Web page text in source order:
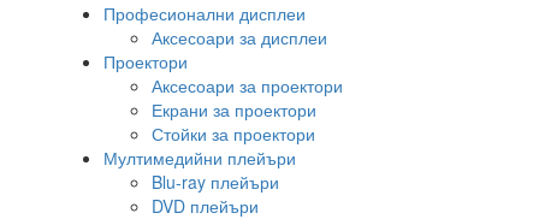
Професионални дисплеи
Аксесоари за дисплеи
Проектори
Аксесоари за проектори
Екрани за проектори
Стойки за проектори
Мултимедийни плейъри
Blu-ray плейъри
DVD плейъри